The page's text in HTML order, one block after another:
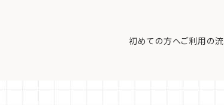
初めての方へご利用の流
ンの「設計図」。
法人資産管理など5つの成功事例から学ぶ、中立的な全体最